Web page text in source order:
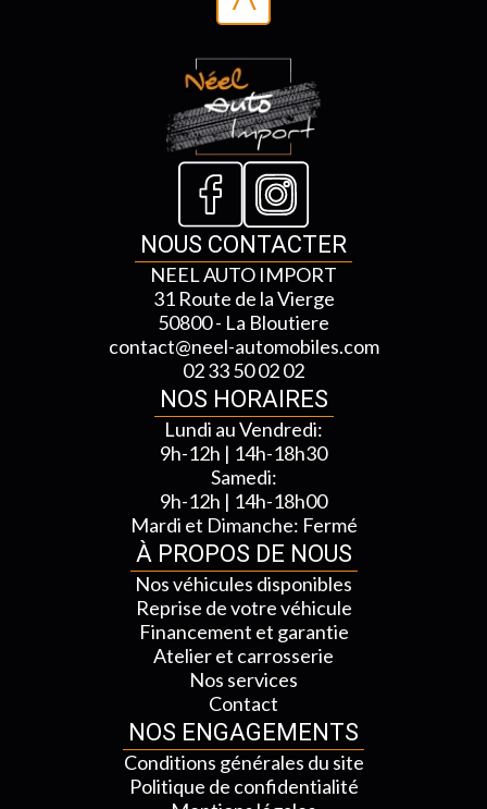
NOUS CONTACTER
NEEL AUTO IMPORT
31 Route de la Vierge
50800 - La Bloutiere
contact@neel-automobiles.com
02 33 50 02 02
NOS HORAIRES
Lundi au Vendredi:
9h-12h | 14h-18h30
Samedi:
9h-12h | 14h-18h00
Mardi et Dimanche: Fermé
À PROPOS DE NOUS
Nos véhicules disponibles
Reprise de votre véhicule
Financement et garantie
Atelier et carrosserie
Nos services
Contact
NOS ENGAGEMENTS
Conditions générales du site
Politique de confidentialité